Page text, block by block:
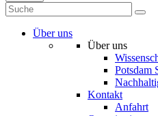
Über uns
Über uns
Potsdam
Kontakt
Anfahrt